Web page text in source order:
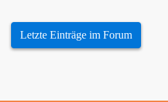
Letzte Einträge im Forum